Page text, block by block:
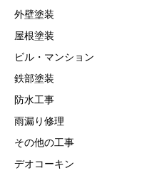
外壁塗装
屋根塗装
ビル・マンション
鉄部塗装
防水工事
雨漏り修理
その他の工事
デオコーキン